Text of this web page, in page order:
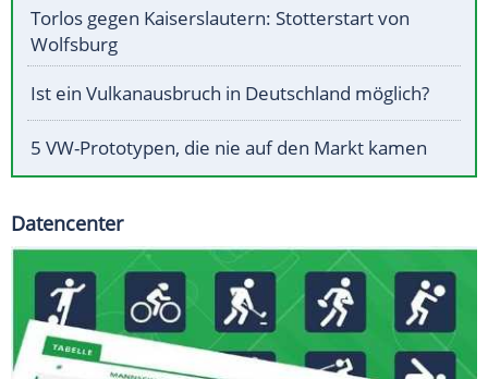
Torlos gegen Kaiserslautern: Stotterstart von
Wolfsburg
Ist ein Vulkanausbruch in Deutschland möglich?
5 VW-Prototypen, die nie auf den Markt kamen
Datencenter